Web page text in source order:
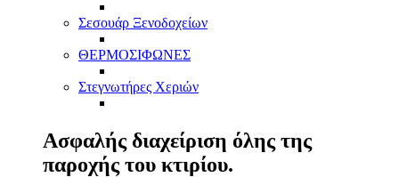
Σεσουάρ Ξενοδοχείων
ΘΕΡΜΟΣΙΦΩΝΕΣ
Στεγνωτήρες Χεριών
Ασφαλής διαχείριση όλης της
παροχής του κτιρίου.